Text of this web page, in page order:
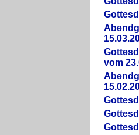
vom